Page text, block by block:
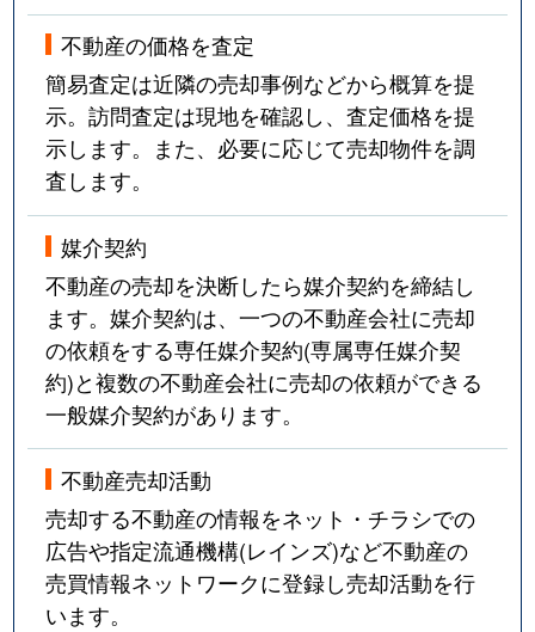
不動産の価格を査定
簡易査定は近隣の売却事例などから概算を提
示。訪問査定は現地を確認し、査定価格を提
示します。また、必要に応じて売却物件を調
査します。
媒介契約
不動産の売却を決断したら媒介契約を締結し
ます。媒介契約は、一つの不動産会社に売却
の依頼をする専任媒介契約(専属専任媒介契
約)と複数の不動産会社に売却の依頼ができる
一般媒介契約があります。
不動産売却活動
売却する不動産の情報をネット・チラシでの
広告や指定流通機構(レインズ)など不動産の
売買情報ネットワークに登録し売却活動を行
います。